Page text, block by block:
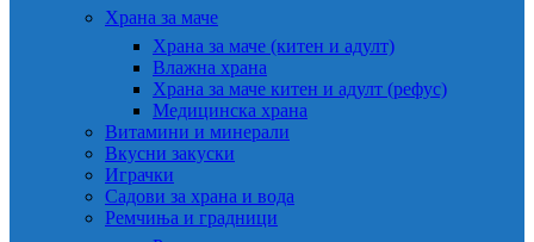
Храна за маче
Храна за маче (китен и адулт)
Влажна храна
Храна за маче китен и адулт (рефус)
Медицинска храна
Витамини и минерали
Вкусни закуски
Играчки
Садови за храна и вода
Ремчиња и градници